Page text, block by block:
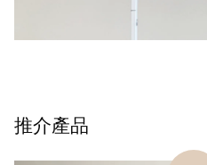
推介產品